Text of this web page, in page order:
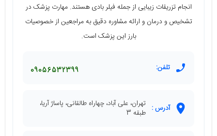
انجام تزریقات زیبایی از جمله فیلر بادی هستند. مهارت پزشک در
تشخیص و درمان و ارائه مشاوره دقیق به مراجعین از خصوصیات
بارز این پزشک است.
تلفن: 09056532399
آدرس : تهران، علی آباد، چهاراه طالقانی، پاساژ آریا،
طبقه 3